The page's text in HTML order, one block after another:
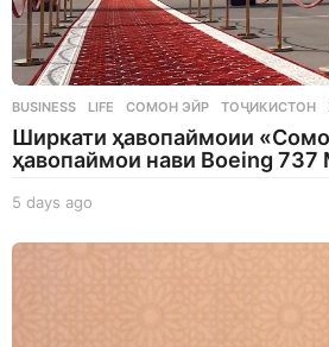
BUSINESS ,LIFE СОМОН ЭЙР ,ТОҶИКИСТОН
Ширкати ҳавопаймоии
ҳавопаймои нави Boeing 737
5 days ago
a